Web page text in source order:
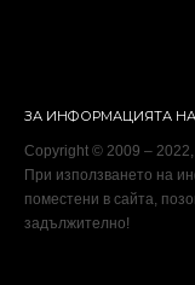
ЗА ИНФОРМАЦИЯТА
Copyright © 2009 – 2022,
При използването на
поместени в сайта,
задължително!